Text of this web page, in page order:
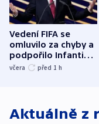
Vedení FIFA se
omluvilo za chyby a
podpořilo Infantina.
UEFA trvá na
včera před 1 h
Aktuálně z